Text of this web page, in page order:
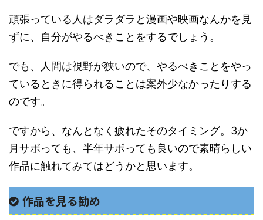
頑張っている人はダラダラと漫画や映画なんかを見
ずに、自分がやるべきことをするでしょう。
でも、人間は視野が狭いので、やるべきことをやっ
ているときに得られることは案外少なかったりする
のです。
ですから、なんとなく疲れたそのタイミング。3か
月サボっても、半年サボっても良いので素晴らしい
作品に触れてみてはどうかと思います。
作品を見る勧め